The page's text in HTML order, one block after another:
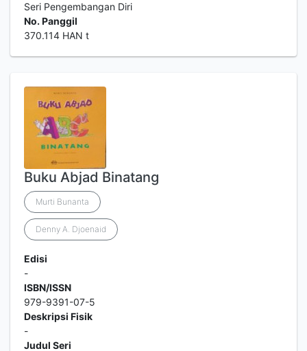
Seri Pengembangan Diri
No. Panggil
370.114 HAN t
Buku Abjad Binatang
Murti Bunanta
Denny A. Djoenaid
Edisi
-
ISBN/ISSN
979-9391-07-5
Deskripsi Fisik
-
Judul Seri